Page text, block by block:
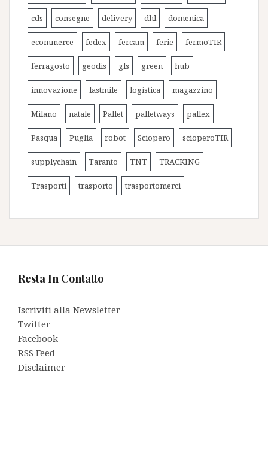
cds consegne delivery dhl domenica
ecommerce fedex fercam ferie fermoTIR
ferragosto geodis gls green hub
innovazione lastmile logistica magazzino
Milano natale Pallet palletways pallex
Pasqua Puglia robot Sciopero scioperoTIR
supplychain Taranto TNT TRACKING
Trasporti trasporto trasportomerci
Resta In Contatto
Iscriviti alla Newsletter
Twitter
Facebook
RSS Feed
Disclaimer